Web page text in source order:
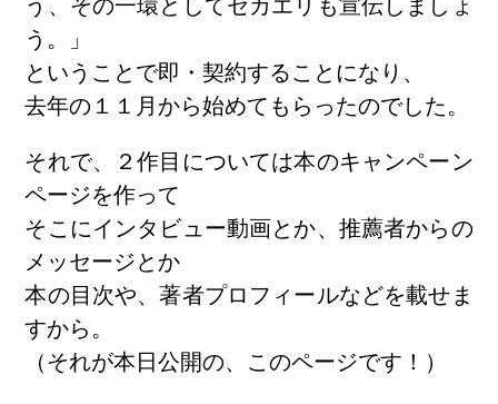
う、その一環としてセカエリも宣伝しましょ
う。」
ということで即・契約することになり、
去年の１１月から始めてもらったのでした。
それで、２作目については本のキャンペーン
ページを作って
そこにインタビュー動画とか、推薦者からの
メッセージとか
本の目次や、著者プロフィールなどを載せま
すから。
（それが本日公開の、 このページです！）